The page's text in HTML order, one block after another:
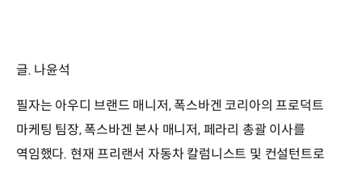
글. 나윤석
필자는 아우디 브랜드 매니저, 폭스바겐 코리아의 프로덕트
마케팅 팀장, 폭스바겐 본사 매니저, 페라리 총괄 이사를
역임했다. 현재 프리랜서 자동차 칼럼니스트 및 컨설턴트로